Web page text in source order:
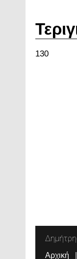
130
Αρχική